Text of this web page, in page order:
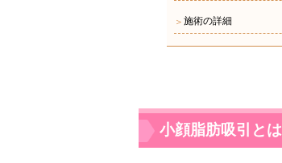
＞施術の詳細
小顔脂肪吸引とは